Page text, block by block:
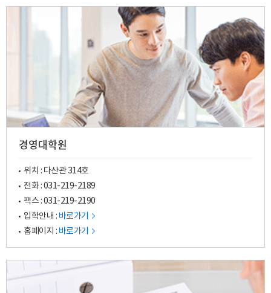
경영대학원
위치 : 다산관 314호
전화 :031-219-2189
팩스 : 031-219-2190
입학안내 : 바로가기
홈페이지 : 바로가기